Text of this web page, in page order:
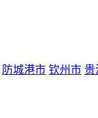
防城港市 钦州市 贵